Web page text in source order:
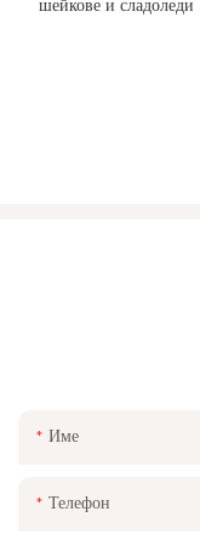
Име
Телефон